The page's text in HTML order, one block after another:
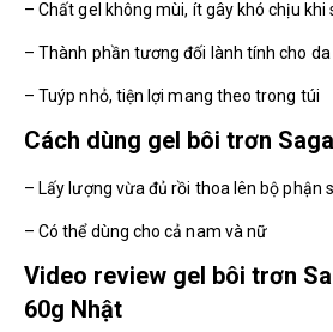
– Chất gel không mùi, ít gây khó chịu khi
– Thành phần tương đối lành tính cho da
– Tuýp nhỏ, tiện lợi mang theo trong túi
Cách dùng gel bôi trơn
– Lấy lượng vừa đủ rồi thoa lên bộ phận
– Có thể dùng cho cả nam và nữ
Video review gel bôi trơn
60g Nhật